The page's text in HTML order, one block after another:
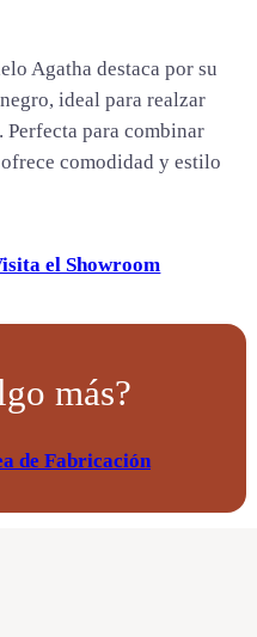
Agatha destaca por su
ideal para realzar
para combinar
comodidad y estilo
el Showroom
más?
de Fabricación